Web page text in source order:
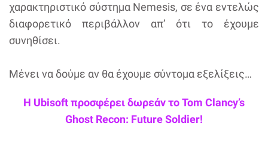
χαρακτηριστικό σύστημα Nemesis, σε ένα εντελώς
διαφορετικό περιβάλλον απ’ ότι το έχουμε
συνηθίσει.
Μένει να δούμε αν θα έχουμε σύντομα εξελίξεις…
Η Ubisoft προσφέρει δωρεάν το Tom Clancy’s
Ghost Recon: Future Soldier!